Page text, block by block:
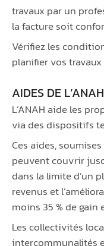
travaux par un
la facture soit
Vérifiez les
planifier vos
AIDES DE
L’ANAH aide les
via des dispositifs
Ces aides,
peuvent couvrir
dans la limite d’un
revenus et
moins 35 % de
Les collectivités
intercommunalités